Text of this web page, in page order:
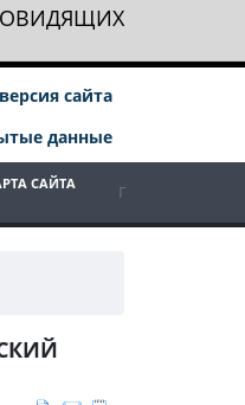
сайта
данные
САЙТА